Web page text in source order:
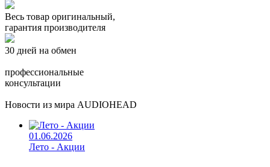
Весь товар оригинальный,
гарантия производителя
30 дней на обмен
профессиональные
консультации
Новости из мира AUDIOHEAD
01.06.2026
Лето - Акции